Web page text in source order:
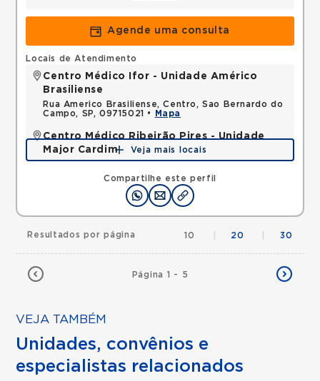
Agende uma consulta
Compartilhe este perfil
Locais de Atendimento
Centro Médico Ifor - Unidade Américo
Brasiliense
Rua Americo Brasiliense, Centro, Sao Bernardo do
Campo, SP, 09715021 •
Mapa
Centro Médico Ribeirão Pires - Unidade
Major Cardim
Rua Major Cardim, Suissa, Ribeirao Pires, SP,
Mapa
Veja mais locais
Página 1 - 5
Resultados por página 10 20 30
VEJA TAMBÉM
Unidades, convênios e
especialistas relacionados